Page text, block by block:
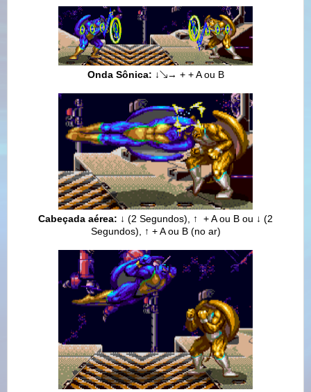
Onda Sônica: ↓↘→ ++ A ou B
Cabeçada aérea: ↓ (2 Segundos), ↑ + A ou B ou ↓ (2
Segundos),
↑ + A ou B (no ar)